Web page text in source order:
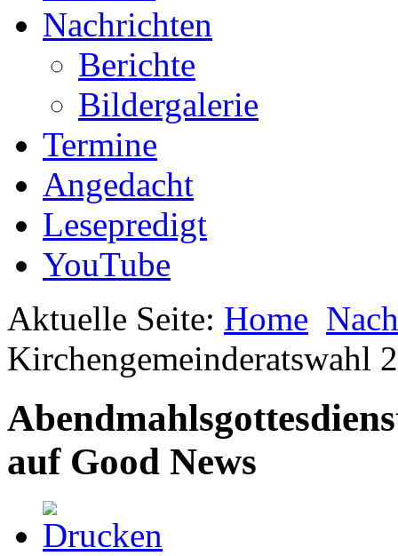
Nachrichten
Berichte
Bildergalerie
Termine
Angedacht
Lesepredigt
YouTube
Aktuelle Seite: Home
Kirchengemeinderatswahl
auf Good News